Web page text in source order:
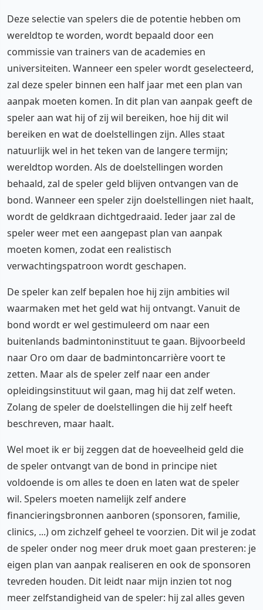
Deze selectie van spelers die de potentie hebben om
wereldtop te worden, wordt bepaald door een
commissie van trainers van de academies en
universiteiten. Wanneer een speler wordt geselecteerd,
zal deze speler binnen een half jaar met een plan van
aanpak moeten komen. In dit plan van aanpak geeft de
speler aan wat hij of zij wil bereiken, hoe hij dit wil
bereiken en wat de doelstellingen zijn. Alles staat
natuurlijk wel in het teken van de langere termijn;
wereldtop worden. Als de doelstellingen worden
behaald, zal de speler geld blijven ontvangen van de
bond. Wanneer een speler zijn doelstellingen niet haalt,
wordt de geldkraan dichtgedraaid. Ieder jaar zal de
speler weer met een aangepast plan van aanpak
moeten komen, zodat een realistisch
verwachtingspatroon wordt geschapen.
De speler kan zelf bepalen hoe hij zijn ambities wil
waarmaken met het geld wat hij ontvangt. Vanuit de
bond wordt er wel gestimuleerd om naar een
buitenlands badmintoninstituut te gaan. Bijvoorbeeld
naar Oro om daar de badmintoncarrière voort te
zetten. Maar als de speler zelf naar een ander
opleidingsinstituut wil gaan, mag hij dat zelf weten.
Zolang de speler de doelstellingen die hij zelf heeft
beschreven, maar haalt.
Wel moet ik er bij zeggen dat de hoeveelheid geld die
de speler ontvangt van de bond in principe niet
voldoende is om alles te doen en laten wat de speler
wil. Spelers moeten namelijk zelf andere
financieringsbronnen aanboren (sponsoren, familie,
clinics, ...) om zichzelf geheel te voorzien. Dit wil je zodat
de speler onder nog meer druk moet gaan presteren: je
eigen plan van aanpak realiseren en ook de sponsoren
tevreden houden. Dit leidt naar mijn inzien tot nog
meer zelfstandigheid van de speler: hij zal alles geven